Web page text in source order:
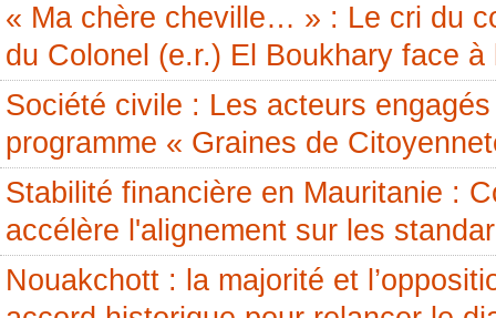
« Ma chère cheville… » : Le cri du
du Colonel (e.r.) El Boukhary face à
Société civile : Les acteurs
programme « Graines de
Stabilité financière en Mauritanie :
accélère l'alignement sur les
Nouakchott : la majorité et